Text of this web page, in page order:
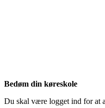
Bedøm din køreskole
Du skal være logget ind for at